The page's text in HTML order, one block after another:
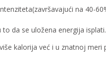
na 40-
da se uložena energija isplati.
kalorija već i u znatnoj